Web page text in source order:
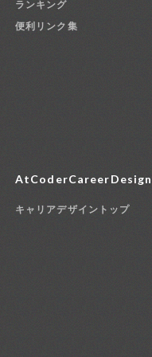
ランキング
便利リンク集
AtCoderCareerDesign
キャリアデザイントップ